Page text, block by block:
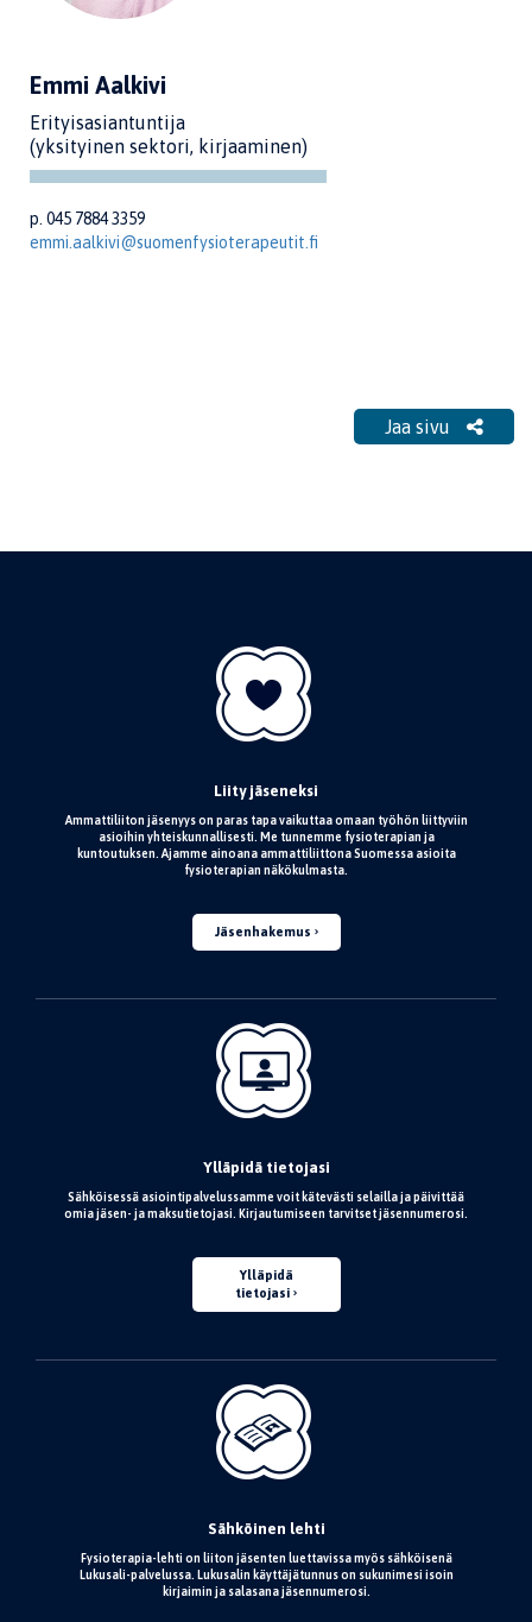
Emmi Aalkivi
Erityisasiantuntija
(yksityinen sektori, kirjaaminen)
p. 045 7884 3359
emmi.aalkivi@suomenfysioterapeutit.fi
Jaa sivu
Liity jäseneksi
Ammattiliiton jäsenyys on paras tapa vaikuttaa omaan työhön liittyviin
asioihin yhteiskunnallisesti. Me tunnemme fysioterapian ja
kuntoutuksen. Ajamme ainoana ammattiliittona Suomessa asioita
fysioterapian näkökulmasta.
Jäsenhakemus
Ylläpidä tietojasi
Sähköisessä asiointipalvelussamme voit kätevästi selailla ja päivittää
omia jäsen- ja maksutietojasi. Kirjautumiseen tarvitset jäsennumerosi.
Ylläpidä
tietojasi
Sähköinen lehti
Fysioterapia-lehti on liiton jäsenten luettavissa myös sähköisenä
Lukusali-palvelussa. Lukusalin käyttäjätunnus on sukunimesi isoin
kirjaimin ja salasana jäsennumerosi.